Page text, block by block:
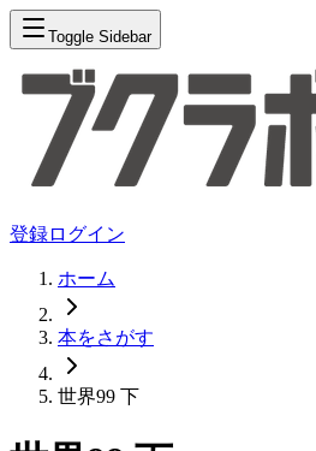
Toggle Sidebar
登録ログイン
ホーム
本をさがす
世界99 下